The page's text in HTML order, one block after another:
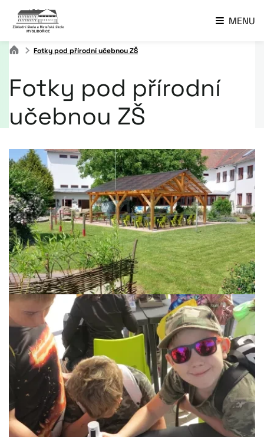
MENU
Fotky pod přírodní učebnou ZŠ
Fotky pod přírodní
učebnou ZŠ